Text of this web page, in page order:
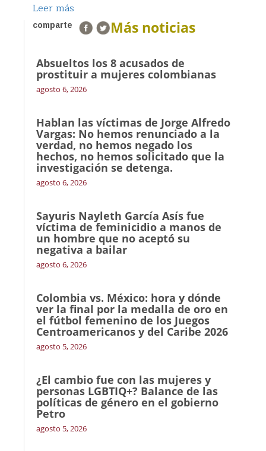
Leer más
comparte Más noticias
Absueltos los 8 acusados de
prostituir a mujeres colombianas
agosto 6, 2026
Hablan las víctimas de Jorge Alfredo
Vargas: No hemos renunciado a la
verdad, no hemos negado los
hechos, no hemos solicitado que la
investigación se detenga.
agosto 6, 2026
Sayuris Nayleth García Asís fue
víctima de feminicidio a manos de
un hombre que no aceptó su
negativa a bailar
agosto 6, 2026
Colombia vs. México: hora y dónde
ver la final por la medalla de oro en
el fútbol femenino de los Juegos
Centroamericanos y del Caribe 2026
agosto 5, 2026
¿El cambio fue con las mujeres y
personas LGBTIQ+? Balance de las
políticas de género en el gobierno
Petro
agosto 5, 2026